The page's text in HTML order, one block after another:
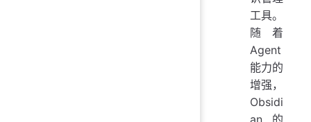
工具。
随着
Agent
能力的
增强，
Obsidi
an 的